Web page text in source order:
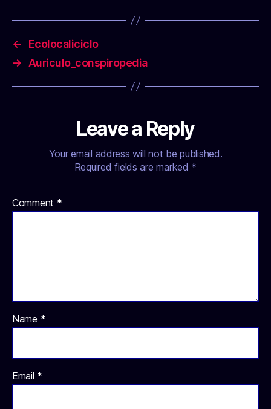
←
Ecolocaliciclo
→
Auriculo_conspiropedia
Leave a Reply
Your email address will not be published.
Required fields are marked *
Comment *
Name *
Email *